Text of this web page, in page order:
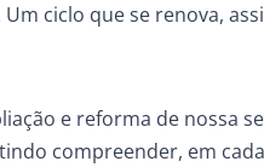
ciclo que se renova,
e reforma de nossa
compreender, em